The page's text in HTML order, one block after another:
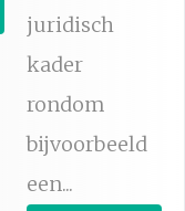
juridisch
kader
rondom
bijvoorbeeld
een...